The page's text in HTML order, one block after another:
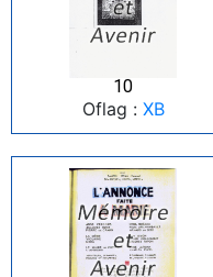
10
Oflag : XB